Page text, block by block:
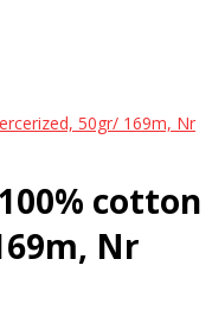
50gr/ 169m, Nr
cotton
Nr